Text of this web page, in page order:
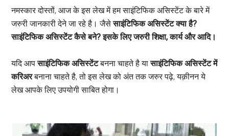
नमस्कार दोस्तों, आज के इस लेख में हम साइंटिफिक असिस्टेंट के बारे में
जरुरी जानकारी देने जा रहे है। जैसेसाइंटिफिक असिस्टेंट क्या है?
साइंटिफिक असिस्टेंट कैसे बने? इसके लिए जरुरी शिक्षा, कार्य और आदि।
यदि आपसाइंटिफिक असिस्टेंटबनना चाहते है यासाइंटिफिक असिस्टेंट में
करिअरबनाना चाहते है, तो इस लेख को अंत तक जरुर पढ़े, यक़ीनन ये
लेख आपके लिए उपयोगी साबित होगा।